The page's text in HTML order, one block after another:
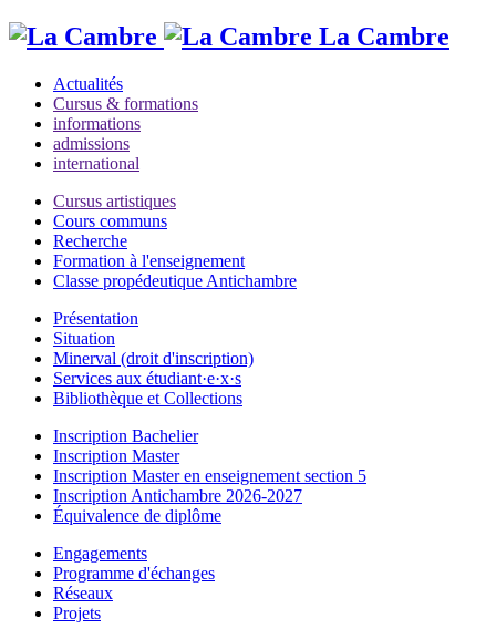
La Cambre
Actualités
Cursus & formations
informations
admissions
international
Cursus artistiques
Cours communs
Recherche
Formation à l'enseignement
Classe propédeutique Antichambre
Présentation
Situation
Minerval (droit d'inscription)
Services aux étudiant·e·x·s
Bibliothèque et Collections
Inscription Bachelier
Inscription Master
Inscription Master en enseignement section 5
Inscription Antichambre 2026-2027
Équivalence de diplôme
Engagements
Programme d'échanges
Réseaux
Projets